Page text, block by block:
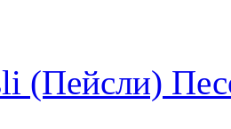
(Пейсли)